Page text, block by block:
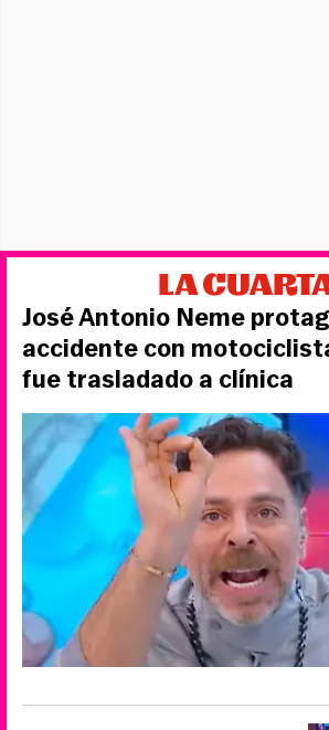
José Antonio Neme
accidente con
fue trasladado a clínica